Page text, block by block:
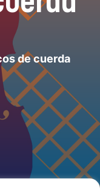
de cuerda